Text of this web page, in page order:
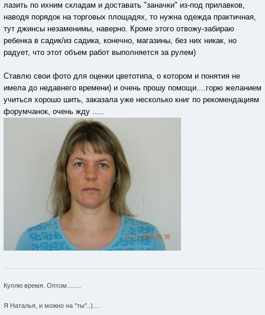
лазить по ихним складам и доставать "заначки" из-под прилавков,
наводя порядок на торговых площадях, то нужна одежда практичная,
тут джинсы незаменимы, наверно. Кроме этого отвожу-забираю
ребенка в садик/из садика, конечно, магазины, без них никак, но
радует, что этот объем работ выполняется за рулем)
Ставлю свои фото для оценки цветотипа, о котором и понятия не
имела до недавнего времени) и очень прошу помощи....горю желанием
учиться хорошо шить, заказала уже несколько книг по рекомендациям
форумчанок, очень жду .....
Куплю время. Оптом........
Я Наталья, и можно на "ты"..)....